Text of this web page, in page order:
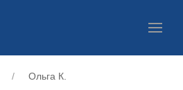
Ольга К.